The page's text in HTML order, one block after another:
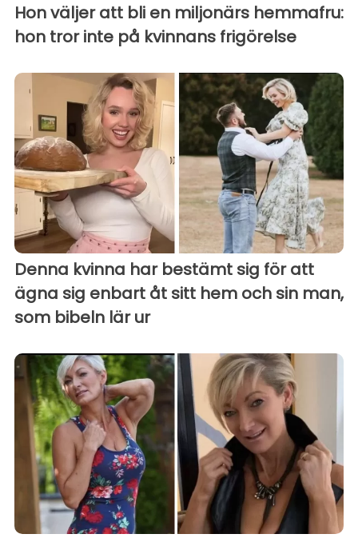
Hon väljer att bli en miljonärs hemmafru:
hon tror inte på kvinnans frigörelse
Denna kvinna har bestämt sig för att
ägna sig enbart åt sitt hem och sin man,
som bibeln lär ur